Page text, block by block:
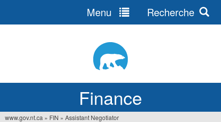
Finance
Menu Recherche
www.gov.nt.ca » FIN » Assistant Negotiator